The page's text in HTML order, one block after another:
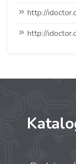
http://
http://